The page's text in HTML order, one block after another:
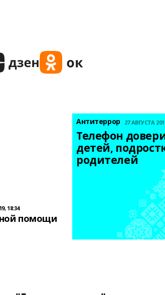
18:34
помощи
Антитеррор 27 АВГУСТА
Телефон
детей,
родителей